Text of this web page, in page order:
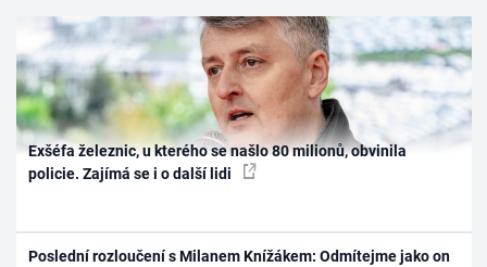
Exšéfa železnic, u kterého se našlo 80 milionů, obvinila
policie. Zajímá se i o další lidi
Poslední rozloučení s Milanem Knížákem: Odmítejme jako on